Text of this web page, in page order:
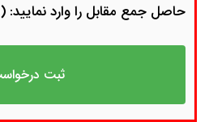
حاصل جمع مقابل را وارد نمایید: (5 + 4)